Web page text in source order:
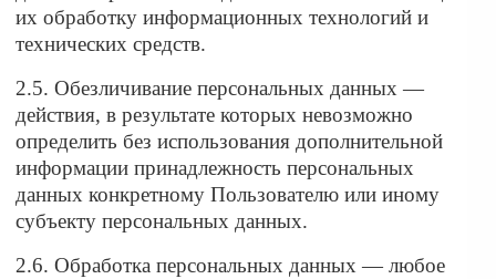
их обработку информационных технологий и
технических средств.
2.5. Обезличивание персональных данных —
действия, в результате которых невозможно
определить без использования дополнительной
информации принадлежность персональных
данных конкретному Пользователю или иному
субъекту персональных данных.
2.6. Обработка персональных данных — любое